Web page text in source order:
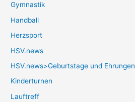
Gymnastik
Handball
Herzsport
HSV.news
HSV.news>Geburtstage und Ehrungen
Kinderturnen
Lauftreff